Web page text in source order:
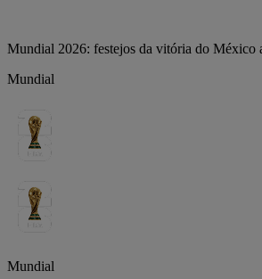
Mundial 2026: festejos da vitória do México
Mundial
Mundial